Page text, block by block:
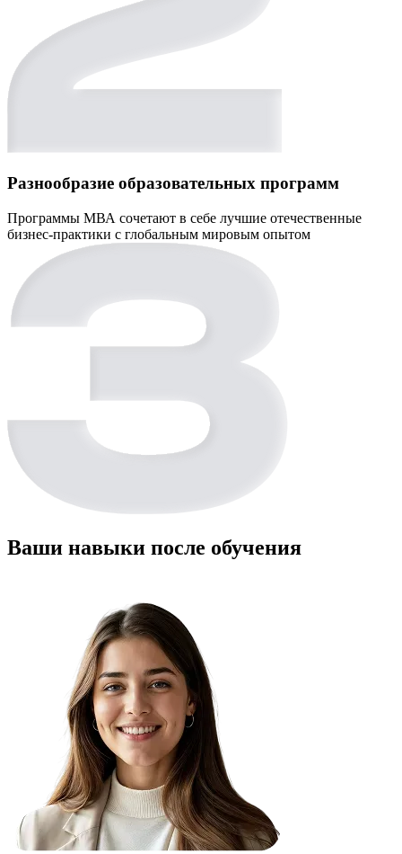
Разнообразие образовательных программ
Программы МВА сочетают в себе лучшие отечественные
бизнес-практики с глобальным мировым опытом
Ваши навыки после обучения